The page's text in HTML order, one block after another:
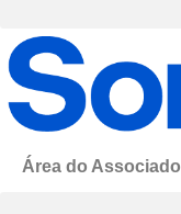
Área do Associado